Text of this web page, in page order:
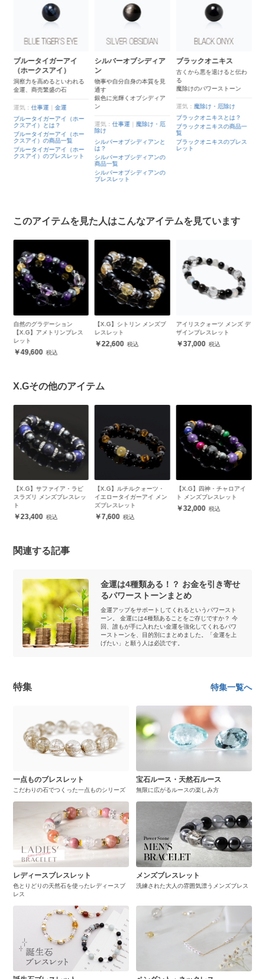
シルバーオブシディア
ン
物事や自分自身の本質を見
通す
ン
運気：仕事運｜ 魔除け・厄
除け
シルバーオブシディアンと
は？
シルバーオブシディアンの
ブラックオニキス
古くから悪を退けると伝わ
る
魔除けのパワーストーン
運気：
ブラックオニキスの商品一
覧
ブラックオニキスのブレス
レット
4月誕生石
クリスタル（本水晶）
あらゆる運気を高めるとさ
れる
ーン
運気： 仕事運 ｜ 恋愛成就
クリスタル（本水晶）と
は？
クリスタル（本水晶）の商
このアイテムを見た人はこんなアイテムを見ています
【X.G】シトリン メンズブ
レスレット
22,600
アイリスクォーツ メンズ デ
ザインブレスレット
37,000
【X.G】チャロアイト デザ
インブレスレット
34,500
X.Gその他のアイテム
【X.G】ルチルクォーツ・
イエロータイガーアイ メン
ズブレスレット
7,600
【X.G】四神・チャロアイ
ト メンズブレスレット
32,000
【X.G】オーラブレス ルチ
ルクォーツ12mm
10,800
関連する記事
金運は4種類ある！？ お金を引き寄せ
るパワーストーンまとめ
金運アップをサポートしてくれるというパワースト
ーン。 金運には4種類あることをご存じですか？ 今
回、誰もが手に入れたい金運を強化してくれるパワ
ーストーンを、目的別にまとめました。「金運を上
げたい」と願う人は必読です。
特集 特集一覧へ
一点ものブレスレット
こだわりの石でつくった一点ものシリーズ
宝石ルース・天然石ルース
無限に広がるルースの楽しみ方
レディースブレスレット
色とりどりの天然石を使ったレディースブ
レス
メンズブレスレット
洗練された大人の雰囲気漂うメンズブレス